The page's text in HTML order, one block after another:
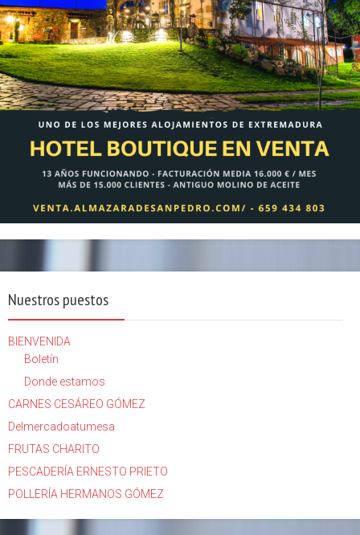
Nuestros puestos
BIENVENIDA
Boletín
Donde estamos
CARNES CESÁREO GÓMEZ
Delmercadoatumesa
FRUTAS CHARITO
PESCADERÍA ERNESTO PRIETO
POLLERÍA HERMANOS GÓMEZ